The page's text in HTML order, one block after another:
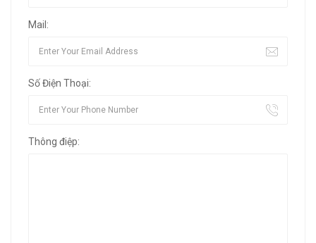
Mail:
Số Điện Thoại:
Thông điệp: